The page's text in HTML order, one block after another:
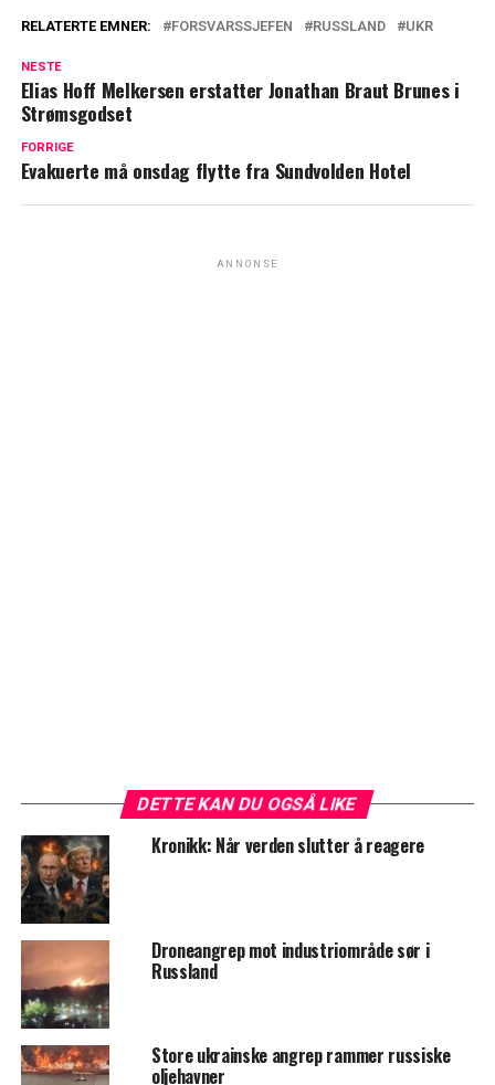
RELATERTE EMNER: FORSVARSSJEFEN RUSSLAND UKR
NESTE
Elias Hoff Melkersen erstatter Jonathan Braut Brunes i
Strømsgodset
FORRIGE
Evakuerte må onsdag flytte fra Sundvolden Hotel
ANNONSE
DETTE KAN DU OGSÅ LIKE
Kronikk: Når verden slutter å reagere
Droneangrep mot industriområde sør i
Russland
Store ukrainske angrep rammer russiske
oljehavner